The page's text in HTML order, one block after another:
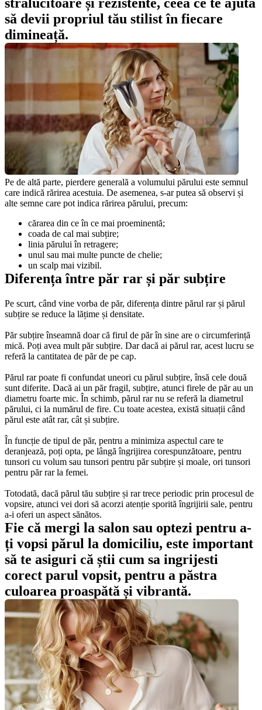
să devii propriul tău stilist în fiecare
dimineață.
Pe de altă parte, pierdere generală a volumului părului este semnul
care indică rărirea acestuia. De asemenea, s-ar putea să observi și
alte semne care pot indica rărirea părului, precum:
cărarea din ce în ce mai proeminentă;
coada de cal mai subțire;
linia părului în retragere;
unul sau mai multe puncte de chelie;
un scalp mai vizibil.
Diferența între păr rar și păr subțire
Pe scurt, când vine vorba de păr, diferența dintre părul rar și părul
subțire se reduce la lățime și densitate.
Păr subțire înseamnă doar că firul de păr în sine are o circumferință
mică. Poți avea mult păr subțire. Dar dacă ai părul rar, acest lucru se
referă la cantitatea de păr de pe cap.
Părul rar poate fi confundat uneori cu părul subțire, însă cele două
sunt diferite. Dacă ai un păr fragil, subțire, atunci firele de păr au un
diametru foarte mic. În schimb, părul rar nu se referă la diametrul
părului, ci la numărul de fire. Cu toate acestea, există situații când
părul este atât rar, cât și subțire.
În funcție de tipul de păr, pentru a minimiza aspectul care te
deranjează, poți opta, pe lângă îngrijirea corespunzătoare, pentru
tunsori cu volum sau tunsori pentru păr subțire și moale, ori tunsori
pentru păr rar la femei.
Totodată, dacă părul tău subțire și rar trece periodic prin procesul de
vopsire, atunci vei dori să acorzi atenție sporită îngrijirii sale, pentru
a-i oferi un aspect sănătos.
Fie că mergi la salon sau optezi pentru a-
ți vopsi părul la domiciliu, este important
să te asiguri că știi cum sa ingrijesti
corect parul vopsit, pentru a păstra
culoarea proaspătă și vibrantă.